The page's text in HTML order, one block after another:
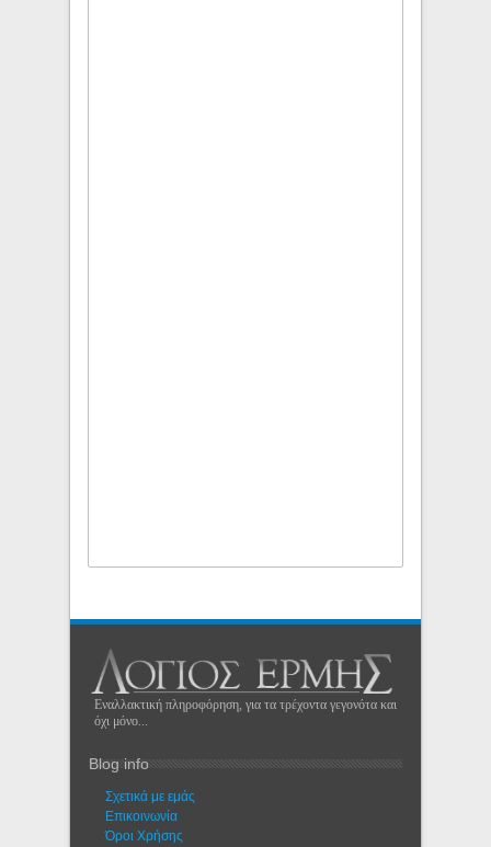
Εναλλακτική πληροφόρηση, για τα τρέχοντα γεγονότα και
όχι μόνο...
Blog info
Σχετικά με εμάς
Eπικοινωνία
Όροι Χρήσης